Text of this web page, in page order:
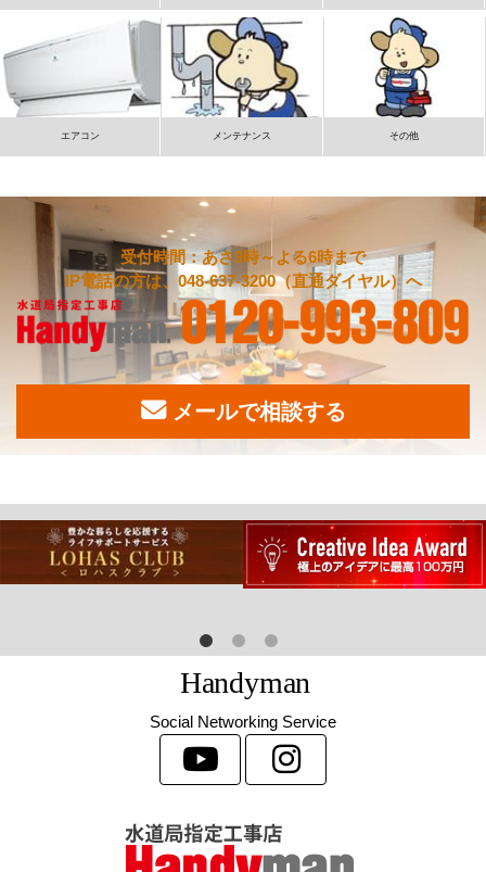
エアコン メンテナンス その他
受付時間：あさ9時～よる6時まで
IP電話の方は、048-637-3200（直通ダイヤル）へ
メールで相談する
Handyman
Social Networking Service